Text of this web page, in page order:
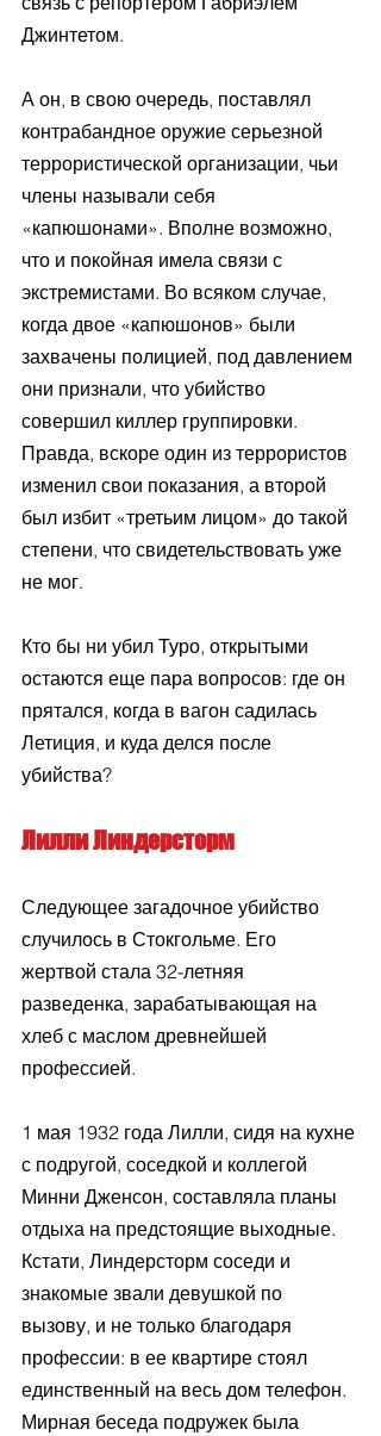
Джинтетом.
А он, в свою очередь, поставлял
контрабандное оружие серьезной
террористической организации, чьи
члены называли себя
«капюшонами». Вполне возможно,
что и покойная имела связи с
экстремистами. Во всяком случае,
когда двое «капюшонов» были
захвачены полицией, под давлением
они признали, что убийство
совершил киллер группировки.
Правда, вскоре один из террористов
изменил свои показания, а второй
был избит «третьим лицом» до такой
степени, что свидетельствовать уже
не мог.
Кто бы ни убил Туро, открытыми
остаются еще пара вопросов: где он
прятался, когда в вагон садилась
Летиция, и куда делся после
убийства?
Лилли Линдерсторм
Следующее загадочное убийство
случилось в Стокгольме. Его
жертвой стала 32-летняя
разведенка, зарабатывающая на
хлеб с маслом древнейшей
профессией.
1 мая 1932 года Лилли, сидя на кухне
с подругой, соседкой и коллегой
Минни Дженсон, составляла планы
отдыха на предстоящие выходные.
Кстати, Линдерсторм соседи и
знакомые звали девушкой по
вызову, и не только благодаря
профессии: в ее квартире стоял
единственный на весь дом телефон.
Мирная беседа подружек была